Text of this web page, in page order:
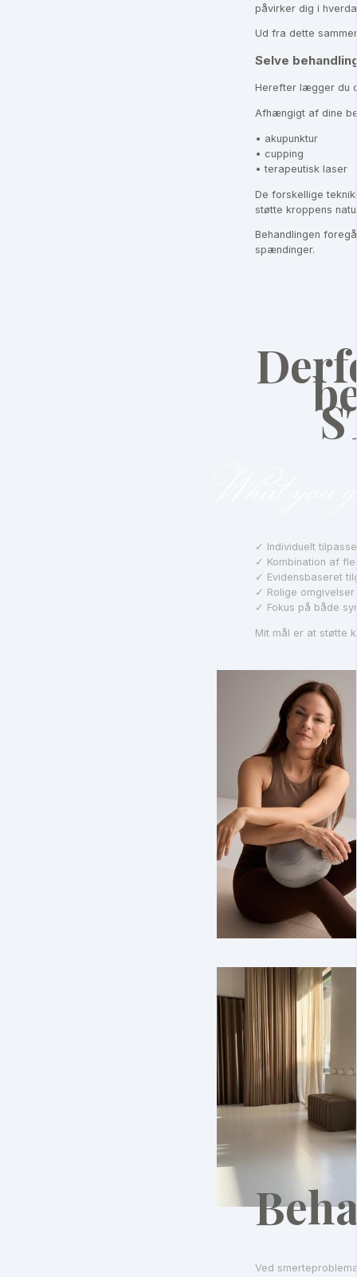
påvirker dig i
Ud fra dette
Selve
Herefter lægger du
Afhængigt af dine
• akupunktur
• cupping
• terapeutisk laser
De forskellige
støtte kroppens
Behandlingen
spændinger.
✓ Individuelt
✓ Kombination af
✓ Evidensbaseret
✓ Rolige
✓ Fokus på både
Mit mål er at støtte
Ved